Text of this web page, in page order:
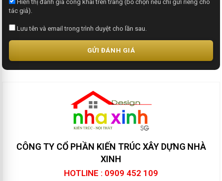
Hiển thị đánh giá công khai trên trang (bỏ chọn nếu chỉ gửi riêng cho
tác giả).
Lưu tên và email trong trình duyệt cho lần sau.
GỬI ĐÁNH GIÁ
CÔNG TY CỔ PHẦN KIẾN TRÚC XÂY DỰNG NHÀ
XINH
HOTLINE : 0909 452 109